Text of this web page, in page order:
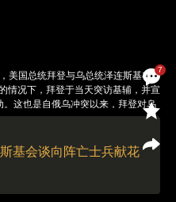
7
美国总统拜登与乌总统泽连斯基在
情况下，拜登于当天突访基辅，并宣
这也是自俄乌冲突以来，拜登对乌
已有多个国家的领导人亲自到访乌克
辑：朱传涛
基会谈向阵亡士兵献花